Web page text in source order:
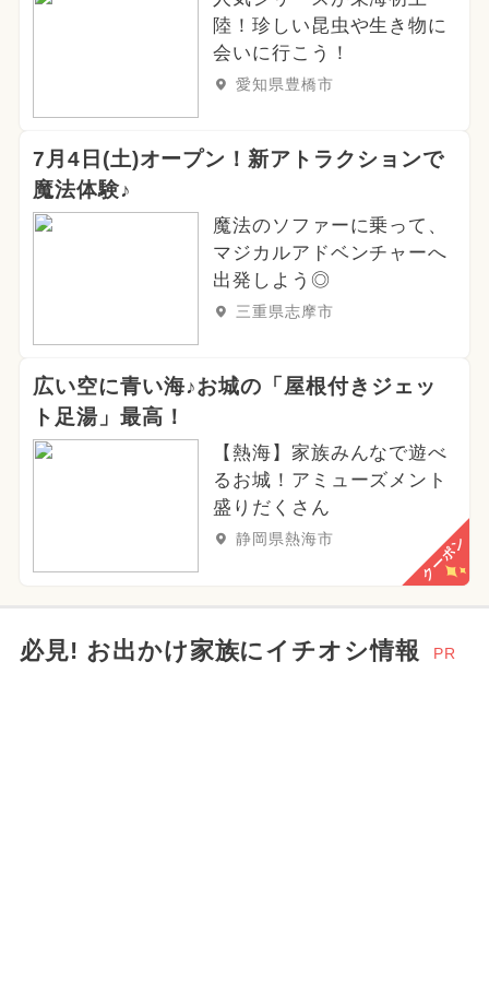
陸！珍しい昆虫や生き物に
会いに行こう！
愛知県豊橋市
7月4日(土)オープン！新アトラクションで
魔法体験♪
魔法のソファーに乗って、
マジカルアドベンチャーへ
出発しよう◎
三重県志摩市
広い空に青い海♪お城の「屋根付きジェッ
ト足湯」最高！
【熱海】家族みんなで遊べ
るお城！アミューズメント
盛りだくさん
静岡県熱海市 クーポン
必見! お出かけ家族にイチオシ情報 PR